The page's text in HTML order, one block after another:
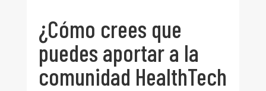
¿Cómo crees que
puedes aportar a la
comunidad HealthTech